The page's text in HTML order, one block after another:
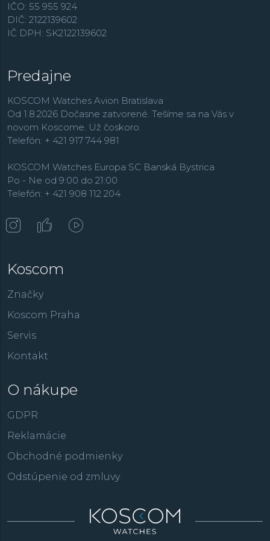
potápačskými hodinkami z radu Aquis, ktoré vynikajú
svojim jedinečným dizajnom, spracovaním a
komfortom. Spoločenské a elegantné hodinky značka
IČO: 55 955 924
DIČ: 2122139602
IČ DPH: SK2122139602
Predajne
KOSCOM Watches Avion Bratislava
Od 1.8.2026 Dočasne zatvorené. Tešíme sa na Vás v
novom Koscome. Už čoskoro.
Telefón: + 421 917 744 981
KOSCOM Watches Europa SC Banská Bystrica
Po - Ne od 9:00 do 21:00
Telefón: + 421 908 112 204
Koscom
Značky
Koscom Praha
Servis
Kontakt
O nákupe
GDPR
Reklamácie
Obchodné podmienky
Odstúpenie od zmluvy